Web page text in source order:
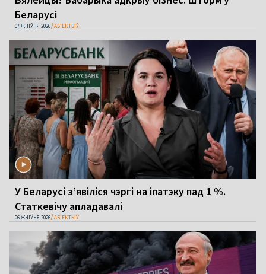
Беларусі
07 ЖНІЎНЯ 2026 АБ'ЕКТЫЎ
У Беларусі з’явіліся чэргі на іпатэку пад 1 %.
Статкевічу апладавалі
06 ЖНІЎНЯ 2026 АБ'ЕКТЫЎ